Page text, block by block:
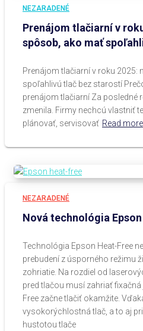
NEZARADENÉ
Prenájom tlačiarní v
spôsob, ako mať
Prenájom tlačiarní v roku
spoľahlivú tlač bez starostí
prenájom tlačiarní Za posledné
zmenila. Firmy nechcú vlastniť
plánovať, servisovať Read more
NEZARADENÉ
Nová technológia Epson
Technológia Epson Heat-Free
prebudení z úsporného režimu
zohriatie. Na rozdiel od
pred tlačou musí zahriať
Free začne tlačiť okamžite.
vysokorýchlostná tlač, a to aj
hustotou tlače